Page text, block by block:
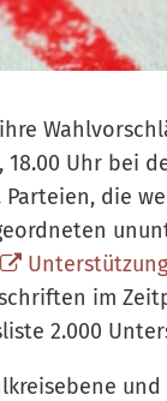
18.00 Uhr bei
die
im
2.000